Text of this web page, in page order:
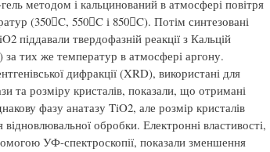
методом і кальцинований в атмосфері повітря
(350C, 550C і 850C). Потім синтезовані
піддавали твердофазній реакції з Кальцій
за тих же температур в атмосфері аргону.
дифракції (XRD), використані для
та розміру кристалів, показали, що отримані
фазу анатазу TiO2, але розмір кристалів
обробки. Електронні властивості,
УФ-спектроскопії, показали зменшення